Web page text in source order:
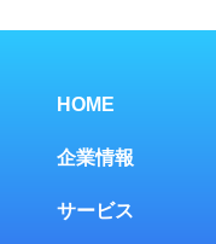
HOME
企業情報
サービス